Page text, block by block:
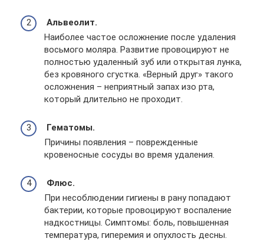
Альвеолит.
Наиболее частое осложнение после удаления
восьмого моляра. Развитие провоцируют не
полностью удаленный зуб или открытая лунка,
без кровяного сгустка. «Верный друг» такого
осложнения – неприятный запах изо рта,
который длительно не проходит.
Гематомы.
Причины появления – поврежденные
кровеносные сосуды во время удаления.
Флюс.
При несоблюдении гигиены в рану попадают
бактерии, которые провоцируют воспаление
надкостницы. Симптомы: боль, повышенная
температура, гиперемия и опухлость десны.